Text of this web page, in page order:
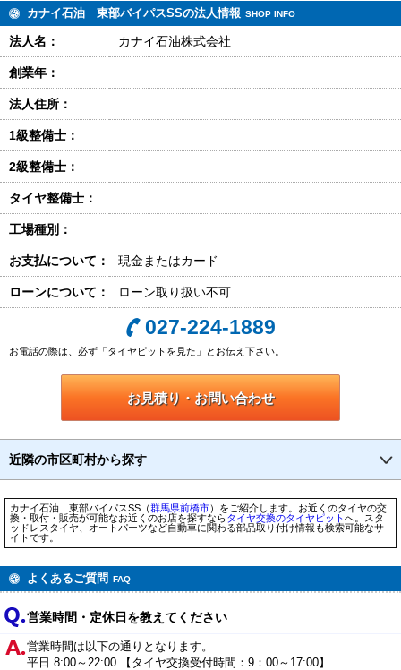
カナイ石油 東部バイパスSSの法人情報 SHOP INFO
法人名： カナイ石油株式会社
創業年：
法人住所：
1級整備士：
2級整備士：
タイヤ整備士：
工場種別：
お支払について： 現金またはカード
ローンについて： ローン取り扱い不可
027-224-1889
お電話の際は、必ず「タイヤピットを見た」とお伝え下さい。
お見積り・お問い合わせ
近隣の市区町村から探す
カナイ石油 東部バイパスSS（群馬県前橋市）をご紹介します。お近くのタイヤの交
換・取付・販売が可能なお近くのお店を探すならタイヤ交換のタイヤピットへ。スタ
ッドレスタイヤ、オートパーツなど自動車に関わる部品取り付け情報も検索可能なサ
イトです。
よくあるご質問 FAQ
営業時間・定休日を教えてください
営業時間は以下の通りとなります。
平日 8:00～22:00 【タイヤ交換受付時間：9：00～17:00】